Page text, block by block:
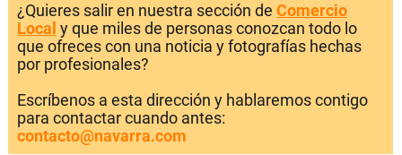
¿Quieres salir en nuestra sección de Comercio
Local y que miles de personas conozcan todo lo
que ofreces con una noticia y fotografías hechas
por profesionales?
Escríbenos a esta dirección y hablaremos contigo
para contactar cuando antes:
contacto@navarra.com